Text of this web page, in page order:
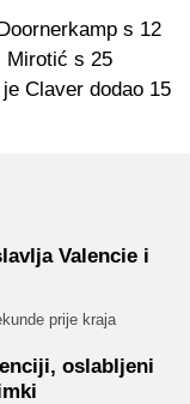
s 12
Mirotić s 25
Claver dodao 15
Valencie i
prije kraja
oslabljeni